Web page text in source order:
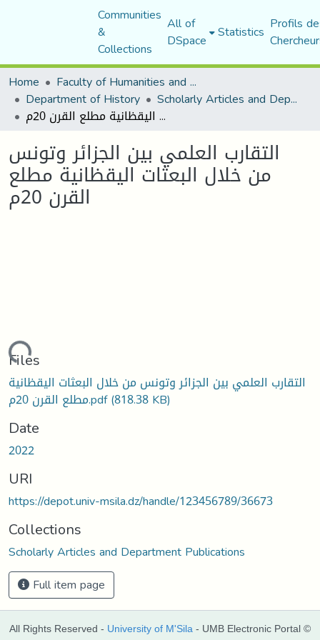
Communities
&
Collections
All of
DSpace Statistics Profils
Home
Faculty of Humanities and Social Sciences
Department of History Scholarly Articles and Department Publications
التقارب العلمي بين الجزائر وتونس من خلال البعثات اليقظانية مطلع القرن 20م
التقارب العلمي بين الجزائر وتونس
من خلال البعثات اليقظانية مطلع
القرن 20م
Loading...
Files
التقارب العلمي بين الجزائر وتونس من خلال البعثات اليقظانية
مطلع القرن 20م.pdf(818.38 KB)
Date
2022
URI
https://depot.univ-msila.dz/handle/123456789/36673
Collections
Scholarly Articles and Department Publications
Full item page
All Rights Reserved - University of M'Sila - UMB Electronic Portal ©